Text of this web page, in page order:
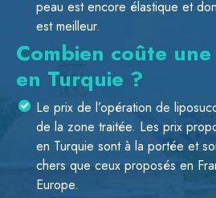
peau est encore élastique et
est meilleur.
Combien coûte
en Turquie ?
Le prix de l’opération de
de la zone traitée. Les prix
en Turquie sont à la portée et
chers que ceux proposés en
Europe.